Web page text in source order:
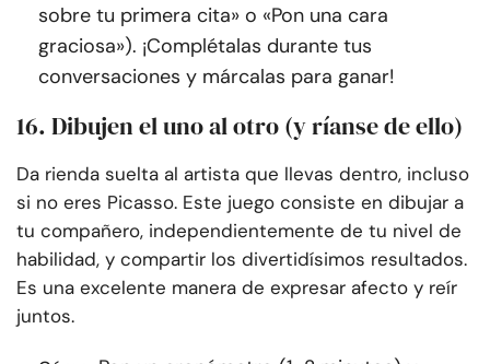
sobre tu primera cita» o «Pon una cara
graciosa»). ¡Complétalas durante tus
conversaciones y márcalas para ganar!
16. Dibujen el uno al otro (y ríanse de ello)
Da rienda suelta al artista que llevas dentro, incluso
si no eres Picasso. Este juego consiste en dibujar a
tu compañero, independientemente de tu nivel de
habilidad, y compartir los divertidísimos resultados.
Es una excelente manera de expresar afecto y reír
juntos.